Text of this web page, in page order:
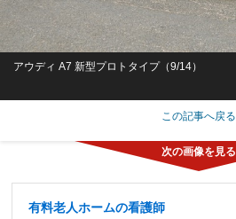
アウディ A7 新型プロトタイプ（9/14）
この記事へ戻る
有料老人ホームの看護師